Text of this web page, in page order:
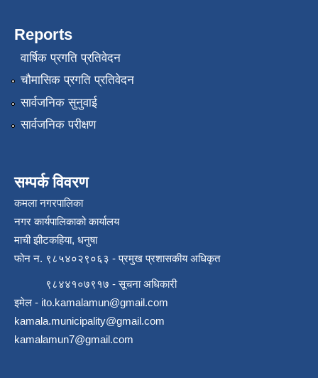
Reports
वार्षिक प्रगति प्रतिवेदन
चौमासिक प्रगति प्रतिवेदन
सार्वजनिक सुनुवाई
सार्वजनिक परीक्षण
सम्पर्क विवरण
कमला नगरपालिका
नगर कार्यपालिकाको कार्यालय
माची झीटकहिया, धनुषा
फोन न‌. ९८५४०२९०६३ - प्रमुख प्रशासकीय अधिकृत
९८४४१०७९१७ - सूचना अधिकारी
इमेल - ito.kamalamun@gmail.com
kamala.municipality@gmail.com
kamalamun7@gmail.com